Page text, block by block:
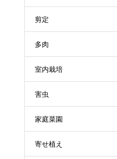
剪定
多肉
室内栽培
害虫
家庭菜園
寄せ植え